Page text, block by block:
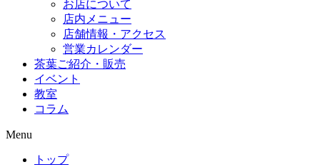
お店について
店内メニュー
店舗情報・アクセス
営業カレンダー
茶葉ご紹介・販売
イベント
教室
コラム
Menu
トップ